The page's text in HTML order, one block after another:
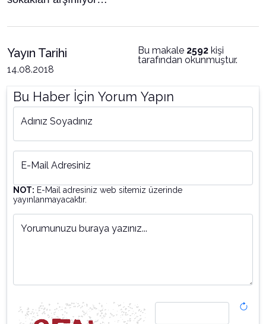
Yayın Tarihi
14.08.2018
Bu makale 2592 kişi
tarafından okunmuştur.
Bu Haber İçin Yorum Yapın
Adınız Soyadınız
E-Mail Adresiniz
NOT: E-Mail adresiniz web sitemiz üzerinde
yayınlanmayacaktır.
Yorumunuzu buraya yazınız...